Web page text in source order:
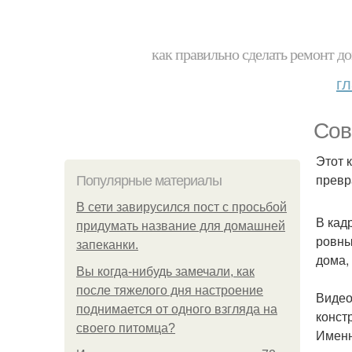
как правильно сделать ремонт
Популярные материалы
В сети завирусился пост с просьбой
придумать название для домашней
запеканки.
Вы когда-нибудь замечали, как
после тяжелого дня настроение
поднимается от одного взгляда на
своего питомца?
Этот
В
дома,